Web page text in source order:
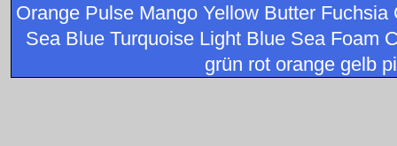
Orange Pulse Mango Yellow Butter
Sea Blue Turquoise Light Blue Sea Foam
grün rot orange gelb